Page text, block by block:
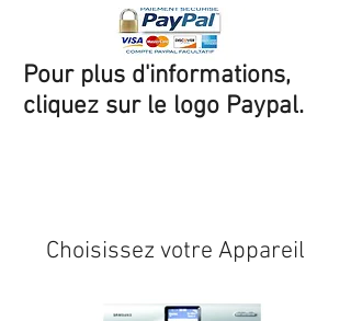
Pour plus d'informations,
cliquez sur le logo Paypal.
Choisissez votre Appareil